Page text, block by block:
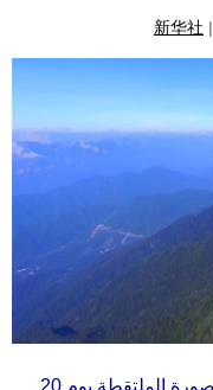
الاقتصاد
مؤتمر صحفى للخارجية
新华社 |
انشي 21 أغسطس 2016 (شينخوا) الصورة الملتقطة يوم 20